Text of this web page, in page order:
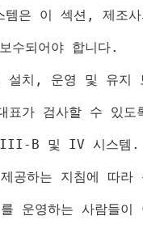
템은 이 섹션 , 제조
수되어야 합니다.
설치 , 운영 및 유지
표가 검사할 수 있도
B 및 IV 시스템
공하는 지침에 따라
운영하는 사람들이